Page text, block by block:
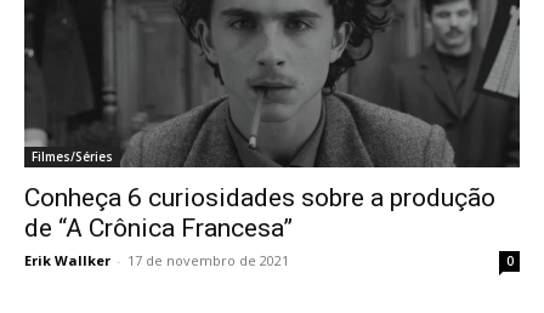
Filmes/Séries
Conheça 6 curiosidades sobre a produção
de “A Crônica Francesa”
Erik Wallker - 17 de novembro de 2021 0